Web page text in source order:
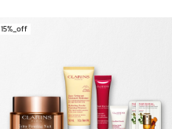
15%_off